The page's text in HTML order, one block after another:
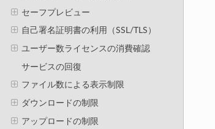
セーフプレビュー
自己署名証明書の利用（SSL/TLS）
ユーザー数ライセンスの消費確認
サービスの回復
ファイル数による表示制限
ダウンロードの制限
アップロードの制限